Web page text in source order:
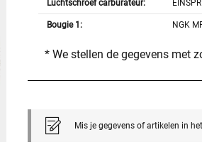
Luchtschroef carburateur:
Bougie 1: NGK
* We stellen de gegevens met
Mis je gegevens of artikelen in